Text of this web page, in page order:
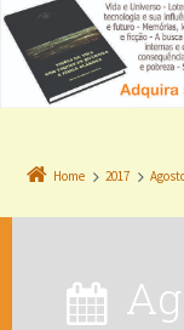
Home 2017